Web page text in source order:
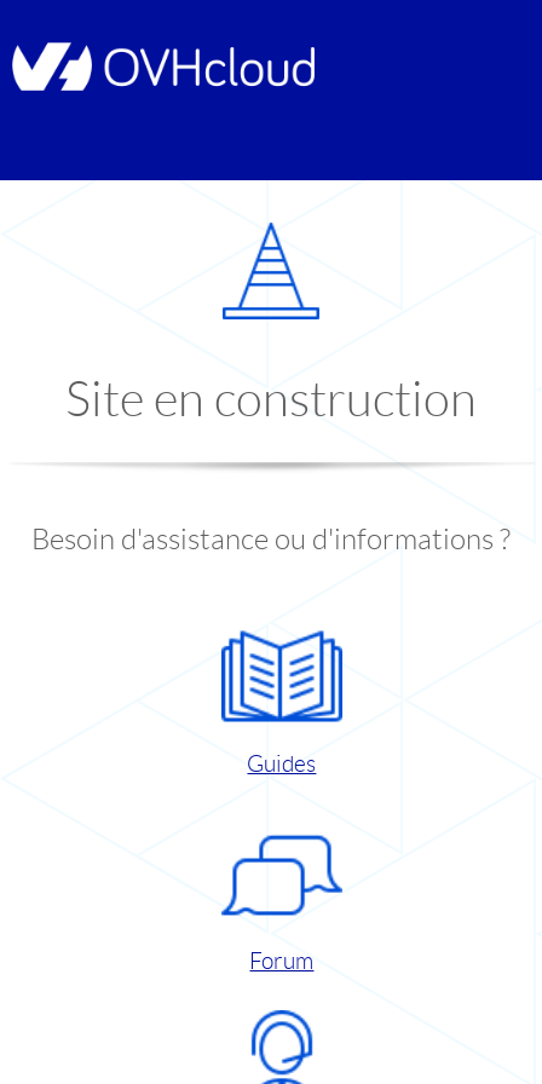
Site en construction
Besoin d'assistance ou d'informations ?
Guides
Forum